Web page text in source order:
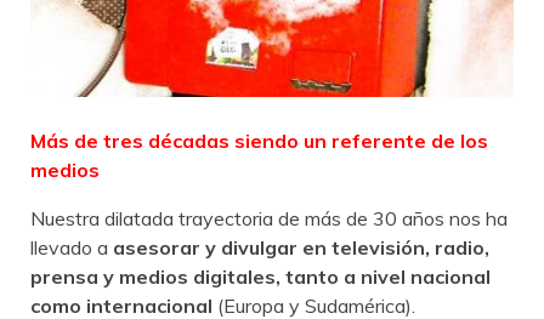
Más de tres décadas siendo un referente de los
medios
Nuestra dilatada trayectoria de más de 30 años nos ha
llevado a asesorar y divulgar en televisión, radio,
prensa y medios digitales, tanto a nivel nacional
como internacional (Europa y Sudamérica).